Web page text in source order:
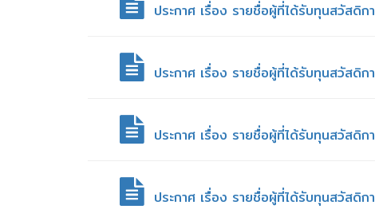
ประกาศ เรื่อง รายชื่อผู้ที่ได้รับทุนสวัสดิ
ประกาศ เรื่อง รายชื่อผู้ที่ได้รับทุนสวัสดิ
ประกาศ เรื่อง รายชื่อผู้ที่ได้รับทุนสวัสดิ
ประกาศ เรื่อง รายชื่อผู้ที่ได้รับทุนสวัสดิ